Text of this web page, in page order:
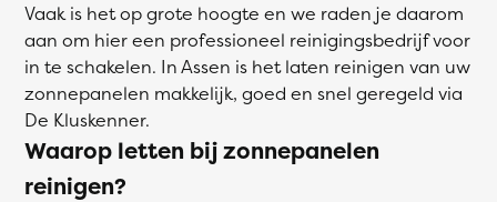
Vaak is het op grote hoogte en we raden je daarom
aan om hier een professioneel reinigingsbedrijf voor
in te schakelen. In Assen is het laten reinigen van uw
zonnepanelen makkelijk, goed en snel geregeld via
De Kluskenner.
Waarop letten bij zonnepanelen
reinigen?